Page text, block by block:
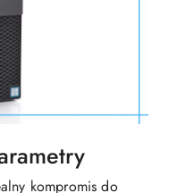
kompromis do